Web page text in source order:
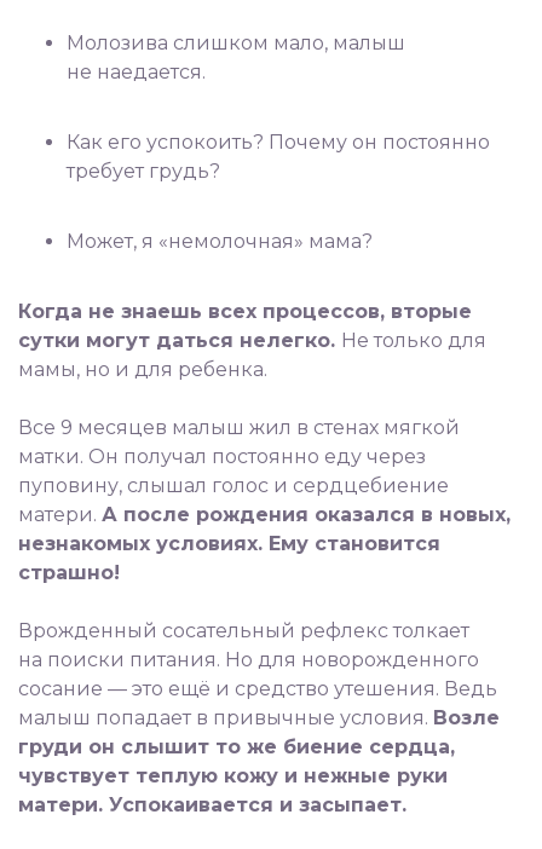
Молозива слишком мало, малыш
не наедается.
Как его успокоить? Почему он постоянно
требует грудь?
Может, я «немолочная» мама?
Когда не знаешь всех процессов, вторые
сутки могут даться нелегко. Не только для
мамы, но и для ребенка.
Все 9 месяцев малыш жил в стенах мягкой
матки. Он получал постоянно еду через
пуповину, слышал голос и сердцебиение
матери. А после рождения оказался в новых,
незнакомых условиях. Ему становится
страшно!
Врожденный сосательный рефлекс толкает
на поиски питания. Но для новорожденного
сосание — это ещё и средство утешения. Ведь
малыш попадает в привычные условия. Возле
груди он слышит то же биение сердца,
чувствует теплую кожу и нежные руки
матери. Успокаивается и засыпает.